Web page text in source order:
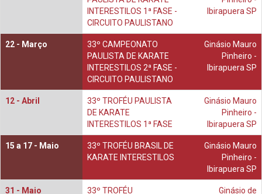
INTERESTILOS 1ª FASE -
CIRCUITO PAULISTANO
Ibirapuera SP
22 - Março
33º CAMPEONATO
PAULISTA DE KARATE
INTERESTILOS 2ª FASE -
CIRCUITO PAULISTANO
Ginásio Mauro
Pinheiro -
Ibirapuera SP
12 - Abril
33º TROFÉU PAULISTA
DE KARATE
INTERESTILOS 1ª FASE
Ginásio Mauro
Pinheiro -
Ibirapuera SP
15 a 17 - Maio
33º TROFÉU BRASIL DE
KARATE INTERESTILOS
Ginásio Mauro
Pinheiro -
Ibirapuera SP
31 - Maio
33º TROFÉU
Ginásio de